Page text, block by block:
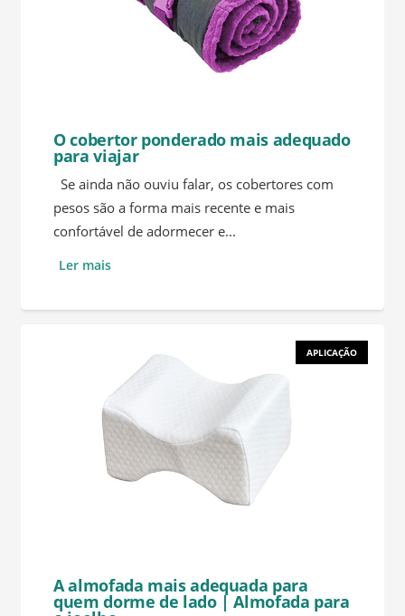
O cobertor ponderado mais adequado
para viajar
Se ainda não ouviu falar, os cobertores com
pesos são a forma mais recente e mais
confortável de adormecer e...
Ler mais
APLICAÇÃO
A almofada mais adequada para
quem dorme de lado | Almofada para